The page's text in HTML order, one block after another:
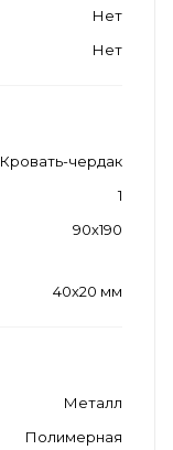
Нет
Нет
Кровать-чердак
1
90х190
40х20 мм
Металл
Полимерная